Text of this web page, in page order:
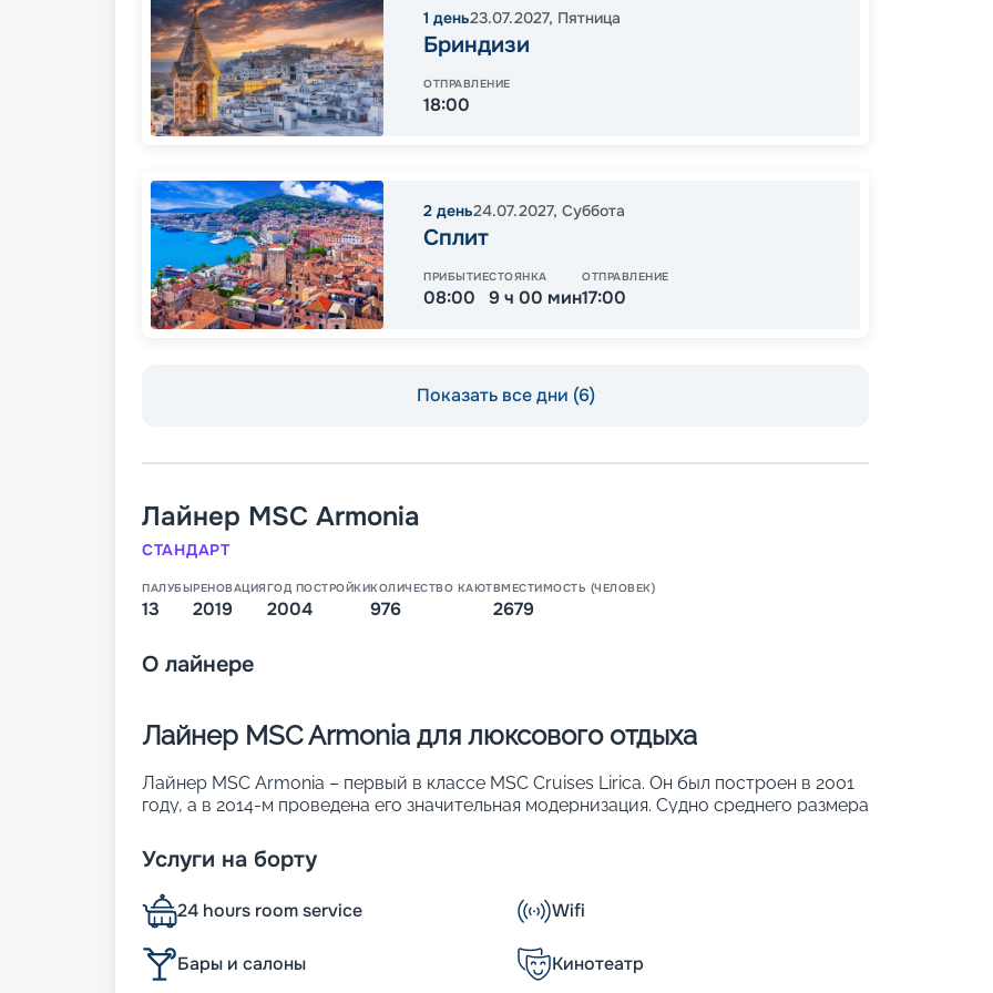
1 день23.07.2027, Пятница
Бриндизи
ОТПРАВЛЕНИЕ
18:00
2 день24.07.2027, Суббота
Сплит
ПРИБЫТИЕ
08:00
СТОЯНКА
9 ч 00 мин
ОТПРАВЛЕНИЕ
17:00
Показать все дни (6)
Лайнер MSC Armonia
СТАНДАРТ
ПАЛУБЫ
13
РЕНОВАЦИЯ
2019
ГОД ПОСТРОЙКИ
2004
КОЛИЧЕСТВО КАЮТ
976
ВМЕСТИМОСТЬ (ЧЕЛОВЕК)
2679
О лайнере
Лайнер MSC Armonia для люксового отдыха
Лайнер MSC Armonia – первый в классе MSC Cruises Lirica. Он был построен в 2001
году, а в 2014-м проведена его значительная модернизация. Судно среднего размера
• ширина – 29 м;
• длина – 251 м;
• водоизмещение – 65 тыс. т;
• количество палуб – 13;
• скорость – 20,1 узла;
• общее число кают – 976. Они рассчитаны на комфортное расселение 2 679
Услуги на борту
24 hours room service Wifi
Бары и салоны Кинотеатр